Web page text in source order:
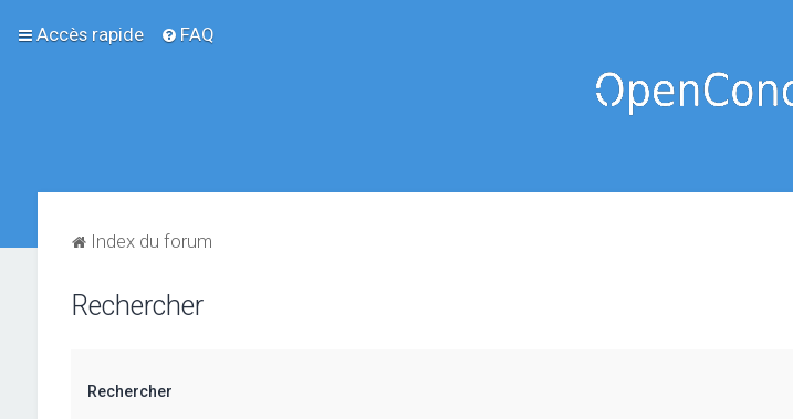
Accès rapide FAQ
Index du forum
Rechercher
Rechercher